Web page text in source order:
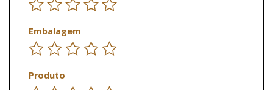
Embalagem
Produto